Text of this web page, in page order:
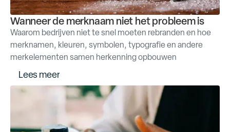
Wanneer de merknaam niet het probleem is
Waarom bedrijven niet te snel moeten rebranden en hoe
merknamen, kleuren, symbolen, typografie en andere
merkelementen samen herkenning opbouwen
Lees meer